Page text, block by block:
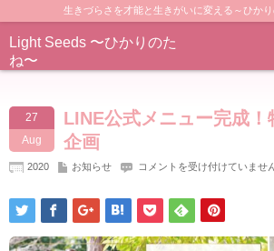
生きづらさを才能と生きがいに変える～ひか
Light Seeds 〜ひかりのた
ね〜
27
Aug
LINE公式メニュー完成！
企画
2020 お知らせ
LINE
メ
ニ
ー
コメントを受け付けていませ